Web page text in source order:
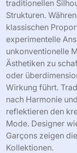
traditionellen
Strukturen.
klassischen
experimentelle
unkonventionelle
Ästhetiken zu
oder
Wirkung führt.
nach Harmonie
reflektieren den
Mode. Designer
Garçons zeigen
Kollektionen.